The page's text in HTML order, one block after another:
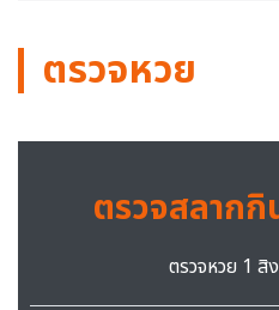
ตรวจหวย
ตรวจสลาก
ตรวจหวย 1 สิ